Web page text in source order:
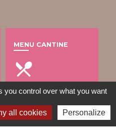
MENU CANTINE
local_dining
VOS DÉMARCHES
you control over what you want
all cookies Personalize